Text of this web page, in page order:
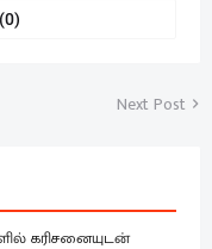
Next Post
கரிசனையுடன்